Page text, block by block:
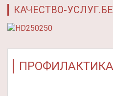
КАЧЕСТВО-